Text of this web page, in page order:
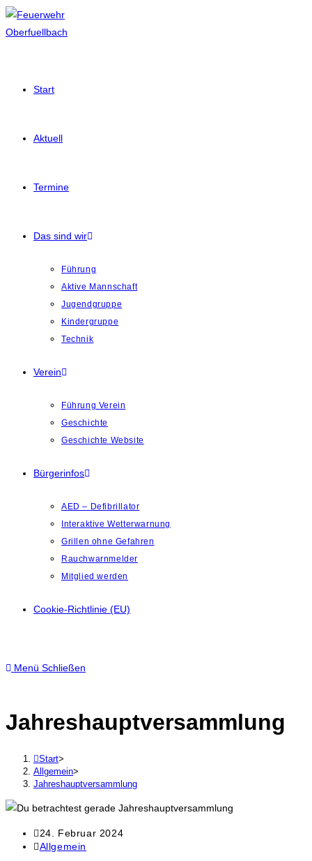
Start
Aktuell
Termine
Das sind wir
Führung
Aktive Mannschaft
Jugendgruppe
Kindergruppe
Technik
Verein
Führung Verein
Geschichte
Geschichte Website
Bürgerinfos
AED – Defibrillator
Interaktive Wetterwarnung
Grillen ohne Gefahren
Rauchwarnmelder
Mitglied werden
Cookie-Richtlinie (EU)
Menü Schließen
Jahreshauptversammlung
Start>
Allgemein>
Jahreshauptversammlung
24. Februar 2024
Allgemein